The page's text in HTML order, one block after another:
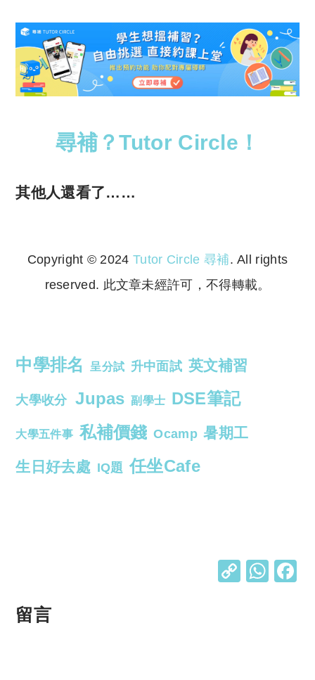
尋補？Tutor Circle！
其他人還看了……
Copyright © 2024 Tutor Circle 尋補. All rights
reserved. 此文章未經許可，不得轉載。
中學排名 呈分試 升中面試 英文補習
大學收分 Jupas 副學士 DSE筆記
大學五件事 私補價錢 Ocamp 暑期工
生日好去處 IQ題 任坐Cafe
C W
留言